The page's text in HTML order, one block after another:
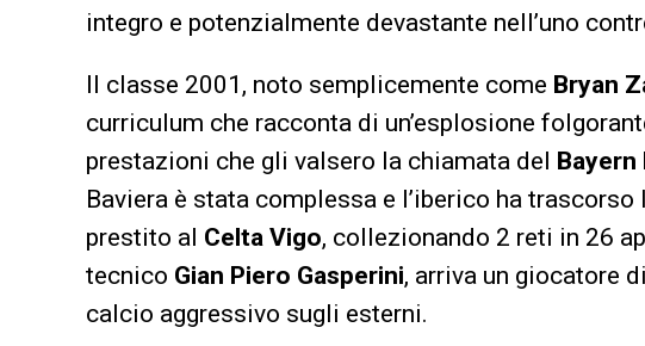
integro e potenzialmente devastante nell’uno
Il classe 2001, noto semplicemente come Bryan
curriculum che racconta di un’esplosione
prestazioni che gli valsero la chiamata del Bayern
Baviera è stata complessa e l’iberico ha
prestito al Celta Vigo, collezionando 2 reti in 26
tecnico Gian Piero Gasperini, arriva un giocatore
calcio aggressivo sugli esterni.